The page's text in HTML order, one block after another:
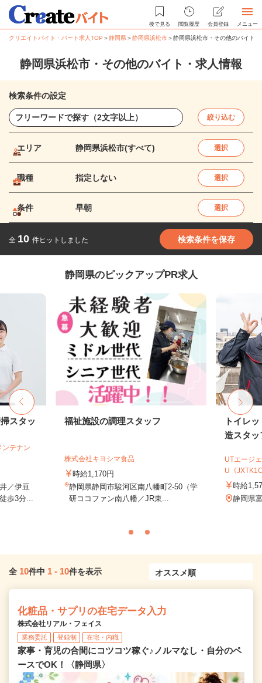
後で見る 閲覧履歴 会員登録 メニュー
クリエイトバイト・パート求人TOP ＞静岡県＞静岡県浜松市＞静岡県浜松市・その他のバイト
静岡県浜松市・その他のバイト・求人情報
検索条件の設定
絞り込む
エリア 静岡県浜松市(すべて) 選択
職種 指定しない 選択
条件 早朝 選択
全 10 件ヒットしました 検索条件を保存
静岡県のピックアップPR求人
スタッ
ンテナン
／伊豆
歩3分...
福祉施設の調理スタッフ
株式会社キヨシマ食品
時給1,170円
静岡県静岡市駿河区南八幡町2-50（学
研ココファン南八幡／JR東...
トイレ
造スタッ
UTエージ
U《
時給
静岡県
全 10件中 1 - 10件を表示
化粧品・サプリの在宅データ入力
株式会社リアル・フェイス
業務委託 登録制 在宅・内職
家事・育児の合間にコツコツ稼ぐ♪ノルマなし・自分のペ
ースでOK！〈静岡県〉